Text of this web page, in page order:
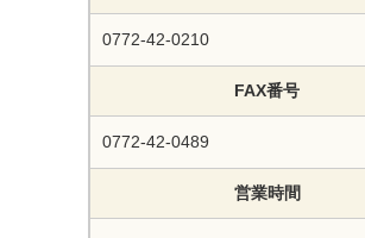
0772-42-0210
FAX番号
0772-42-0489
営業時間